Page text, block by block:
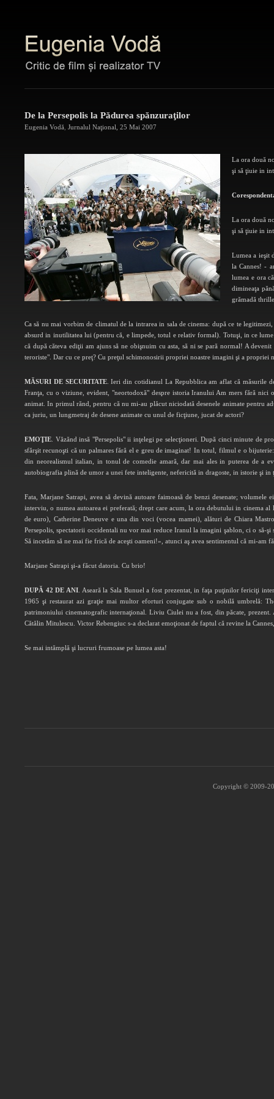
De la Persepolis la Pădurea spănzuraţilor
Eugenia Vodă Jurnalul Naţional 25 Mai 2007
La ora două
şi să ţiuie in
La ora două
şi să ţiuie in
Lumea a ieşit
la Cannes! -
lumea e ora
dimineaţa
grămadă
Ca să nu mai vorbim de climatul de la intrarea in sala de cinema: după ce te
absurd in inutilitatea lui (pentru că, e limpede, totul e relativ formal). Totuşi, in ce
că după căteva ediţii am ajuns să ne obişnuim cu asta, să ni se pară normal! A
teroriste". Dar cu ce preţ? Cu preţul schimonosirii propriei noastre imagini şi a propriei
MĂSURI DE SECURITATE. Ieri din cotidianul La Repubblica am aflat că măsurile
Franţa, cu o viziune, evident, "neortodoxă" despre istoria Iranului Am mers fără nici
animat. In primul rănd, pentru că nu mi-au plăcut niciodată desenele animate pentru
ca juriu, un lungmetraj de desene animate cu unul de ficţiune, jucat de actori?
EMOŢIE . Văzănd insă "Persepolis" ii inţelegi pe selecţioneri. După cinci minute de
sfărşit recunoşti că un palmares fără el e greu de imaginat! In totul, filmul e o
din neorealismul italian, in tonul de comedie amară, dar mai ales in puterea de
autobiografia plină de umor a unei fete inteligente, nefericită in dragoste, in istorie şi in
Fata, Marjane Satrapi, avea să devină autoare faimoasă de benzi desenate;
interviu, o numea autoarea ei preferată; drept care acum, la ora debutului in cinema
de euro), Catherine Deneuve e una din voci (vocea mamei), alături de Chiara
Persepolis, spectatorii occidentali nu vor mai reduce Iranul la imagini şablon, ci o să-şi
Să incetăm să ne mai fie frică de aceşti oameni!», atunci aş avea sentimentul că mi-am
Marjane Satrapi şi-a făcut datoria. Cu brio!
DUPĂ 42 DE ANI. Aseară la Sala Bunuel a fost prezentat, in faţa puţinilor fericiţi
1965 şi restaurat azi graţie mai multor eforturi conjugate sub o nobilă umbrelă:
patrimoniului cinematografic internaţional. Liviu Ciulei nu a fost, din păcate,
Cătălin Mitulescu. Victor Rebengiuc s-a declarat emoţionat de faptul că revine la
Se mai intămplă şi lucruri frumoase pe lumea asta!
Copyright © 2009-